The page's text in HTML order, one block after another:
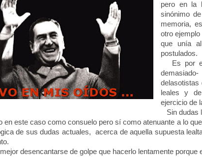
pero en la
sinónimo
memoria,
otro
que unía
postulados.
Es por
delasotistas
leales y
ejercicio de
Sin dudas
en este caso como consuelo pero sí como atenuante a lo
de sus dudas actuales, acerca de aquella supuesta
desencantarse de golpe que hacerlo lentamente porque